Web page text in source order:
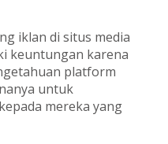
iklan di situs media
keuntungan karena
platform
untuk
mereka yang